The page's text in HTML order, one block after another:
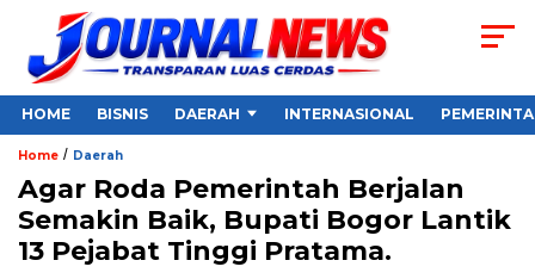
HOME BISNIS DAERAH INTERNASIONAL
Home / Daerah
Agar Roda Pemerintah Berjalan
Semakin Baik, Bupati Bogor Lantik
13 Pejabat Tinggi Pratama.